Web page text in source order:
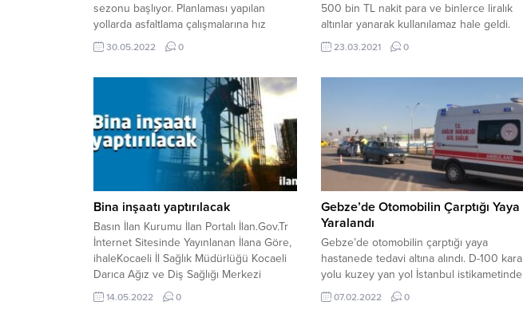
sezonu başlıyor. Planlaması yapılan
yollarda asfaltlama çalışmalarına hız
veren Fen İşleri ekipleri, kent genelinde
bozulma ve aşınma meydana gelmiş
çalışmaları yapıyor.STABİLİZE YOL
ASFALTLANDIDerince Yavuz Selim
Mahallesi Yıldız Sokakta stabilize olan yol,
Büyükşehir Belediyesi Fen İşleri
ekiplerince...
30.05.2022 0
500 bin TL nakit para ve binlerce liralık
altınlar yanarak kullanılamaz hale geldi.
Yangın 13.30 sıralarında Gebze
Mollafenari Mahallesi’nde meydana geldi.
gören çevredekiler durumu 112 Acil
Yardım ekiplerine haber verdi. İhbar
üzerine olay yerine...
23.03.2021 0
Bina inşaatı yaptırılacak
Basın İlan Kurumu İlan Portalı İlan.Gov.Tr
İnternet Sitesinde Yayınlanan İlana Göre,
ihaleKocaeli İl Sağlık Müdürlüğü Kocaeli
Darıca Ağız ve Diş Sağlığı Merkezi
Hizmet Binası Yapım İşi yapım işi
17.05.2022 saat:11.00’da Kocaeli İl Sağlık
14.05.2022 0
Gebze’de Otomobilin Çarptığı Yaya
Yaralandı
Gebze’de otomobilin çarptığı yaya
hastanede tedavi altına alındı. D-100 kara
yolu kuzey yan yol İstanbul istikametinde
Y.K. yönetimindeki 10 AET 040 plakalı
otomobil, yolun karşısına geçmek isteyen
07.02.2022 0